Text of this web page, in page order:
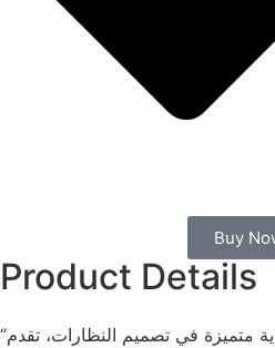
Buy
Product Details
“آنا كارين”، علامة تجارية سويدية متميزة في تصميم النظارات، تقدم